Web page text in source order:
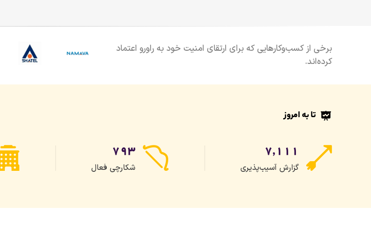
برخی از کسب‌وکارهایی که برای ارتقای امنیت خود به راورو اعتماد
کرده‌اند.
تا به امروز
۷,۱۱۱
گزارش آسیب‌پذیری
۷۹۳
شکارچی فعال